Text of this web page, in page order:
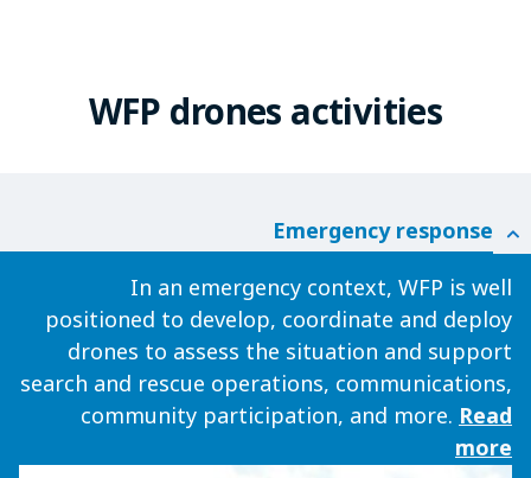
WFP drones activities
Emergency response
In an emergency context, WFP is well
positioned to develop, coordinate and deploy
drones to assess the situation and support
search and rescue operations, communications,
community participation, and more.Read
more